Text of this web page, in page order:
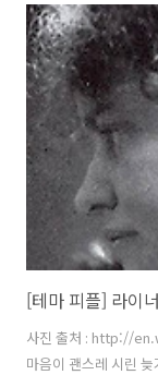
집이다. 그리고 가장
히 나오는 게 없고, 향
있다는 점이다. 향초
리고 저번에 참치를
해본다. 5인 상이었
사진 출처 : http://
마음이 괜스레 시린